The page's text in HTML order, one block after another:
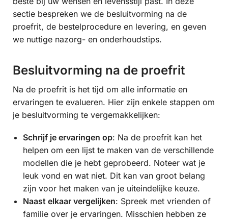
sectie bespreken we de besluitvorming na de
proefrit, de bestelprocedure en levering, en geven
we nuttige nazorg- en onderhoudstips.
Besluitvorming na de proefrit
Na de proefrit is het tijd om alle informatie en
ervaringen te evalueren. Hier zijn enkele stappen om
je besluitvorming te vergemakkelijken:
Schrijf je ervaringen op: Na de proefrit kan het
helpen om een lijst te maken van de verschillende
modellen die je hebt geprobeerd. Noteer wat je
leuk vond en wat niet. Dit kan van groot belang
zijn voor het maken van je uiteindelijke keuze.
Naast elkaar vergelijken: Spreek met vrienden of
familie over je ervaringen. Misschien hebben ze